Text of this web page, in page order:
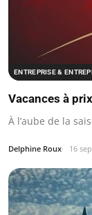
ENTREPRISE &
Vacances à
À l’aube de la
Delphine Roux 16